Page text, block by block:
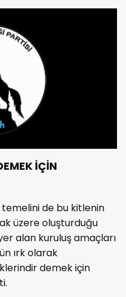
İÇİN
temelini de bu kitlenin
üzere oluşturduğu
alan kuruluş amaçları
ırk olarak
demek için